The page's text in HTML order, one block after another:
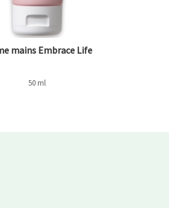
mains Embrace Life
50 ml